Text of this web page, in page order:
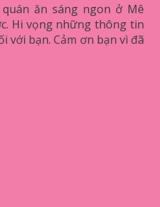
ăn sáng ngon ở Mê
Hi vọng những thông tin
với bạn. Cảm ơn bạn vì đã